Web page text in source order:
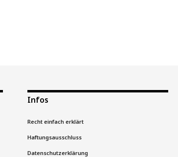
Infos
Recht einfach erklärt
Haftungsausschluss
Datenschutzerklärung